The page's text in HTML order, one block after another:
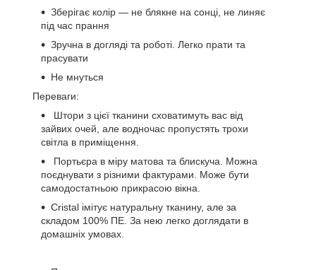
Зберігає колір — не блякне на сонці, не линяє
під час прання
Зручна в догляді та роботі. Легко прати та
прасувати
Не мнуться
Переваги:
Штори з цієї тканини сховатимуть вас від
зайвих очей, але водночас пропустять трохи
світла в приміщення.
Портьєра в міру матова та блискуча. Можна
поєднувати з різними фактурами. Може бути
самодостатньою прикрасою вікна.
Cristal імітує натуральну тканину, але за
складом 100% ПЕ. За нею легко доглядати в
домашніх умовах.